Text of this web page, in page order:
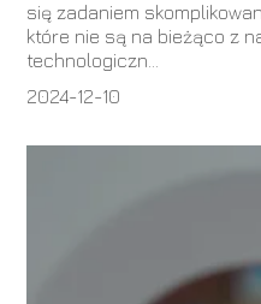
się zadaniem
które nie są na bieżąco z
technologiczn...
2024-12-10